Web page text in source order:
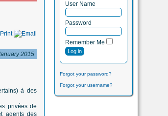
User Name
Password
Remember Me
Forgot your password?
Forgot your username?
2015
à des
privées de
agents des